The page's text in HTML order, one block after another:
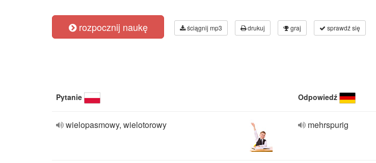
rozpocznij naukę ściągnij mp3 drukuj graj sprawdź się
Pytanie Odpowiedź
wielopasmowy, wielotorowy mehrspurig